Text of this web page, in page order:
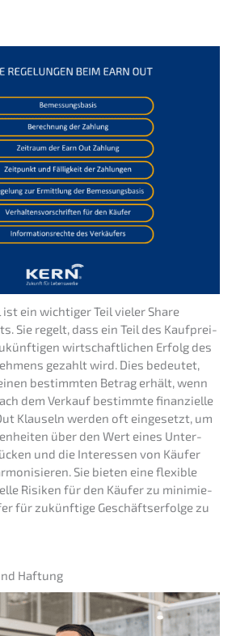
ist ein wichti­ger Teil vieler Share
Sie regelt, dass ein Teil des Kaufprei­
wirtschaft­li­chen Erfolg des
gezahlt wird. Dies bedeu­tet,
bestimm­ten Betrag erhält, wenn
dem Verkauf bestimm­te finan­zi­el­le
Klauseln werden oft einge­setzt, um
über den Wert eines Unter­
und die Inter­es­sen von Käufer
Sie bieten eine flexi­ble
Risiken für den Käufer zu minimie­
für zukünf­ti­ge Geschäfts­er­fol­ge zu
Haftung